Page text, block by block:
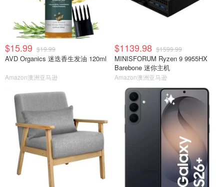
$15.99 $19.99
AVD Organics 迷迭香生发油 120ml
Amazon澳洲亚马逊
$1139.98 $1599.99
MINISFORUM Ryzen 9 9955HX
Barebone 迷你主机
Amazon澳洲亚马逊